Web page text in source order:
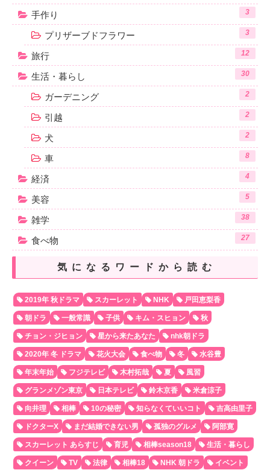
手作り 3
プリザーブドフラワー 3
旅行 12
生活・暮らし 30
ガーデニング 2
引越 2
犬 2
車 8
経済 4
美容 5
雑学 38
食べ物 27
気になるワードから読む
2019年 秋ドラマ スカーレット NHK 戸田恵梨香
朝ドラ 一般常識 子供 キム・スヒョン 秋
チョン・ジヒョン 星から来たあなた nhk朝ドラ
2020年 冬 ドラマ 花火大会 食べ物 冬 水谷豊
年末年始 フジテレビ 木村拓哉 夏 風習
グランメゾン東京 日本テレビ 鈴木京香 米倉涼子
向井理 相棒 10の秘密 知らなくていいコト 吉高由里子
ドクターX まだ結婚できない男 孤独のグルメ 阿部寛
スカーレット あらすじ 育児 相棒season18 生活・暮らし
クイーン TV 法律 相棒18 NHK 朝ドラ イベント